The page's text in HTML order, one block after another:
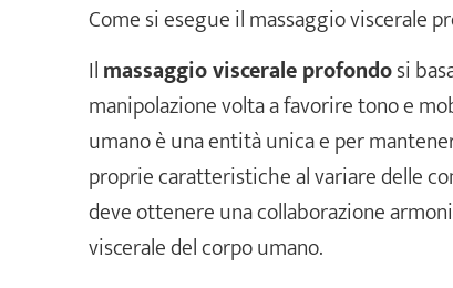
Come si esegue il massaggio viscerale
Ilmassaggio viscerale profondosi
manipolazione volta a favorire tono e
umano è una entità unica e per
proprie caratteristiche al variare delle
deve ottenere una collaborazione
viscerale del corpo umano.